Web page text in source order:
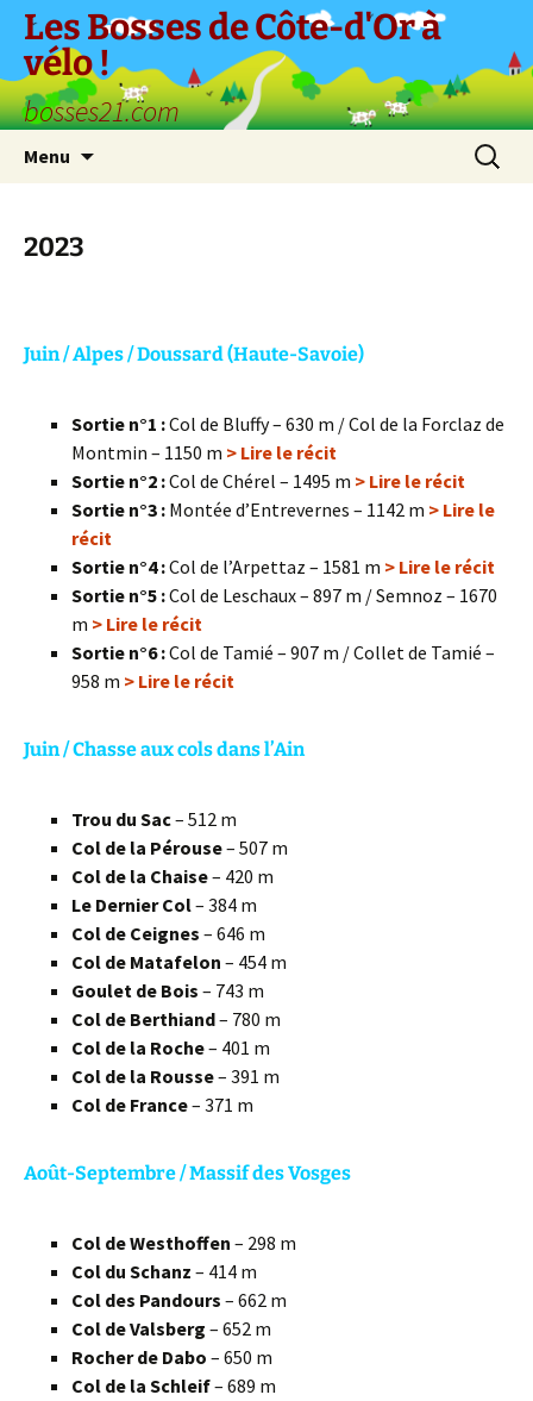
Aller
contenu
Les Bosses de Côte-d'Or à
vélo !
bosses21.com
Menu
2023
Juin / Alpes / Doussard (Haute-Savoie)
Sortie n°1 :Col de Bluffy – 630 m / Col de la Forclaz de
Montmin – 1150 m > Lire le récit
Sortie n°2 :Col de Chérel – 1495 m > Lire le récit
Sortie n°3 : Montée d’Entrevernes – 1142 m > Lire le
récit
Sortie n°4 :Col de l’Arpettaz – 1581 m > Lire le récit
Sortie n°5 :Col de Leschaux – 897 m / Semnoz – 1670
m > Lire le récit
Sortie n°6 :Col de Tamié – 907 m / Collet de Tamié –
958 m > Lire le récit
Juin / Chasse aux cols dans l’Ain
Trou du Sac– 512 m
Col de la Pérouse– 507 m
Col de la Chaise– 420 m
Le Dernier Col– 384 m
Col de Ceignes – 646 m
Col de Matafelon – 454 m
Goulet de Bois – 743 m
Col de Berthiand– 780 m
Col de la Roche– 401 m
Col de la Rousse– 391 m
Col de France– 371 m
Août-Septembre / Massif des Vosges
Col de Westhoffen – 298 m
Col du Schanz – 414 m
Col des Pandours – 662 m
Col de Valsberg – 652 m
Rocher de Dabo – 650 m
Col de la Schleif– 689 m